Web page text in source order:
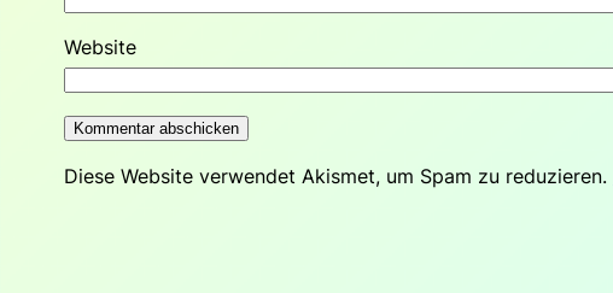
Website
Diese Website verwendet Akismet, um Spam zu reduzieren.